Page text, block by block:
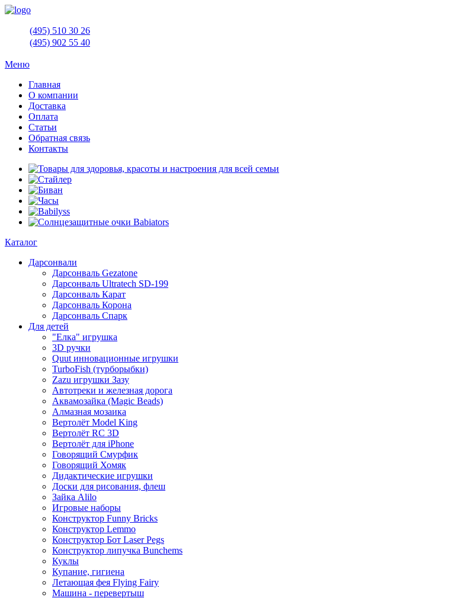
(495) 510 30 26
(495) 902 55 40
Меню
Главная
О компании
Доставка
Оплата
Статьи
Обратная связь
Контакты
Каталог
Дарсонвали
Дарсонваль Gezatone
Дарсонваль Ultratech SD-199
Дарсонваль Карат
Дарсонваль Корона
Дарсонваль Спарк
Для детей
"Елка" игрушка
3D ручки
Quut инновационные игрушки
TurboFish (турборыбки)
Zazu игрушки Зазу
Автотреки и железная дорога
Аквамозайка (Magic Beads)
Алмазная мозаика
Вертолёт Model King
Вертолёт RC 3D
Вертолёт для iPhone
Говорящий Смурфик
Говорящий Хомяк
Дидактические игрушки
Доски для рисования, флеш
Зайка Alilo
Игровые наборы
Конструктор Funny Bricks
Конструктор Lemmo
Конструктор Бот Laser Pegs
Конструктор липучка Bunchems
Куклы
Купание, гигиена
Летающая фея Flying Fairy
Машина - перевертыш